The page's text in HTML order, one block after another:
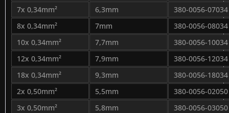
7x 0,34mm²
6,3mm
380-0056-07034
8x 0,34mm²
7mm
380-0056-08034
10x 0,34mm²
7,7mm
380-0056-10034
12x 0,34mm²
7,9mm
380-0056-12034
18x 0,34mm²
9,3mm
380-0056-18034
2x 0,50mm²
5,5mm
380-0056-02050
3x 0,50mm²
5,8mm
380-0056-03050